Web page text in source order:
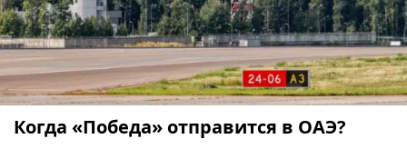
Когда «Победа» отправится в ОАЭ?